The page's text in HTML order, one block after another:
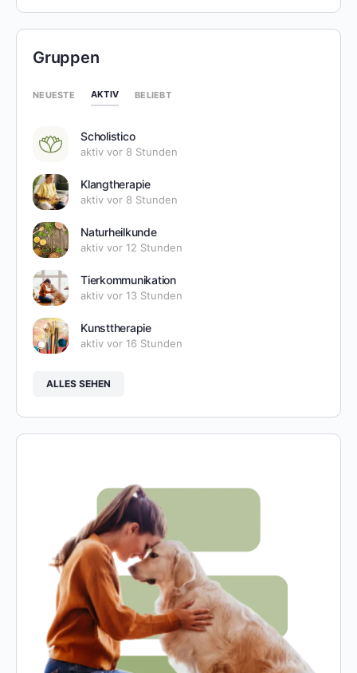
Gruppen
NEUESTE AKTIV BELIEBT
Scholistico
aktiv vor 8 Stunden
Klangtherapie
aktiv vor 8 Stunden
Naturheilkunde
aktiv vor 12 Stunden
Tierkommunikation
aktiv vor 13 Stunden
Kunsttherapie
aktiv vor 16 Stunden
ALLES SEHEN